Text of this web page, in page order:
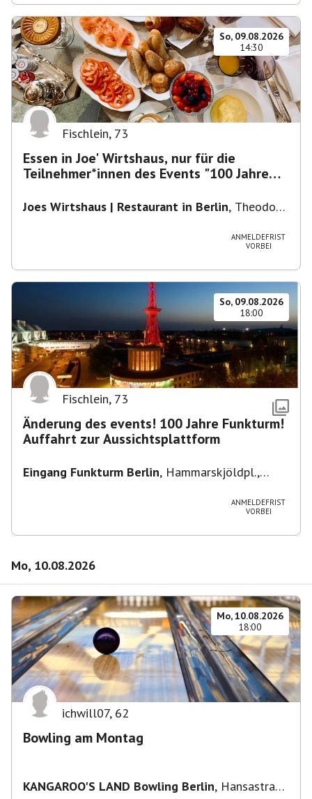
So, 09.08.2026
14:30
Fischlein, 73
Essen in Joe' Wirtshaus, nur für die
Teilnehmer*innen des Events "100 Jahre
Joes Wirtshaus | Restaurant in Berlin, Theodor-
ANMELDEFRIST
VORBEI
So, 09.08.2026
18:00
Fischlein, 73
Änderung des events! 100 Jahre Funkturm!
Auffahrt zur Aussichtsplattform
Eingang Funkturm Berlin, Hammarskjöldpl.,
ANMELDEFRIST
VORBEI
Mo, 10.08.2026
Mo, 10.08.2026
18:00
ichwill07, 62
Bowling am Montag
KANGAROO'S LAND Bowling Berlin, Hansastraße